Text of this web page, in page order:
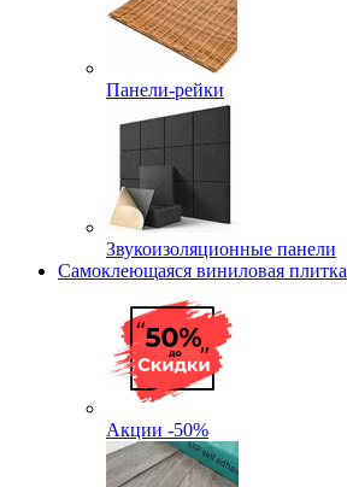
Панели-рейки
Звукоизоляционные панели
Самоклеющаяся виниловая плитка
Акции -50%